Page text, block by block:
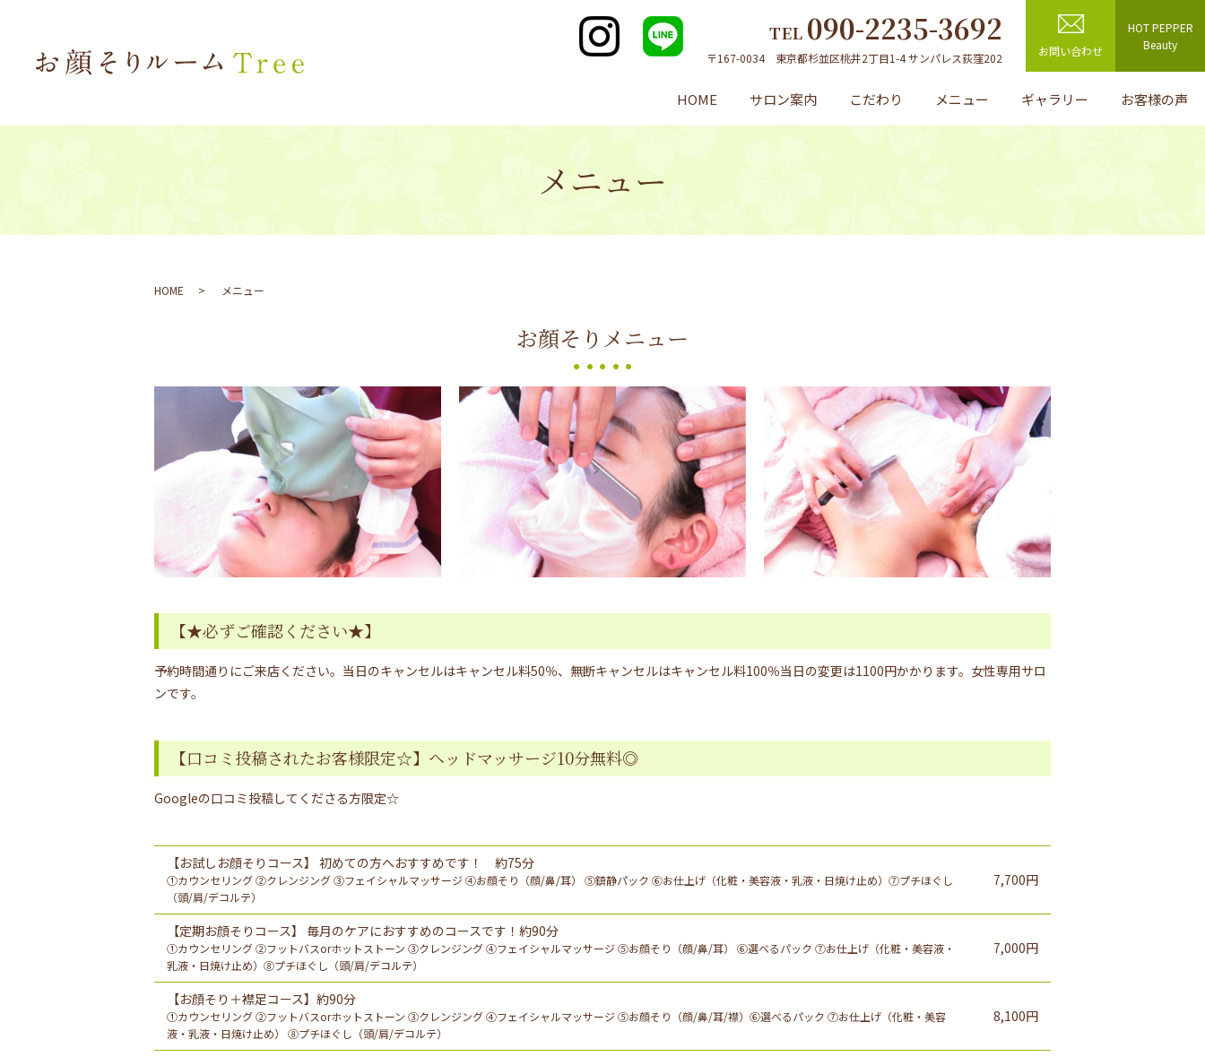
HOME サロン案内 こだわり メニュー ギャラリー お客様の声
TEL 090-2235-3692
〒167-0034 東京都杉並区桃井2丁目1-4サンパレス荻窪202 お問い合わせ
HOT PEPPER
Beauty
メニュー
HOME メニュー
お顔そりメニュー
【★必ずご確認ください★】
予約時間通りにご来店ください。当日のキャンセルはキャンセル料50％、無断キャンセルはキャンセル料100％当日の変更は1100円かかります。女性専用サロ
ンです。
【口コミ投稿されたお客様限定☆】ヘッドマッサージ10分無料◎
Googleの口コミ投稿してくださる方限定☆
【お試しお顔そりコース】 初めての方へおすすめです！ 約75分
①カウンセリング ②クレンジング ③フェイシャルマッサージ ④お顔そり（顔/鼻/耳） ⑤鎮静パック ⑥お仕上げ（化粧・美容液・乳液・日焼け止め）⑦プチほぐし
（頭/肩/デコルテ）
7,700円
【定期お顔そりコース】 毎月のケアにおすすめのコースです！約90分
①カウンセリング ②フットバスorホットストーン ③クレンジング ④フェイシャルマッサージ ⑤お顔そり（顔/鼻/耳） ⑥選べるパック ⑦お仕上げ（化粧・美容液・
乳液・日焼け止め）⑧プチほぐし（頭/肩/デコルテ）
7,000円
【お顔そり＋襟足コース】約90分
①カウンセリング ②フットバスorホットストーン ③クレンジング ④フェイシャルマッサージ ⑤お顔そり（顔/鼻/耳/襟）⑥選べるパック ⑦お仕上げ（化粧・美容
液・乳液・日焼け止め） ⑧プチほぐし（頭/肩/デコルテ）
8,100円